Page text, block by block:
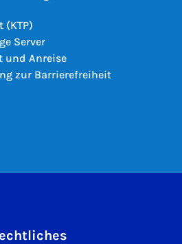
(KTP)
Server
und Anreise
zur Barrierefreiheit